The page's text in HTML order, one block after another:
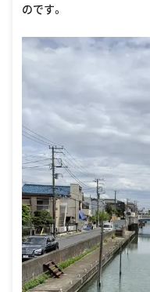
のです。